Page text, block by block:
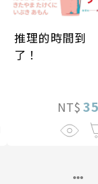
推理的時間到
了！
NT$